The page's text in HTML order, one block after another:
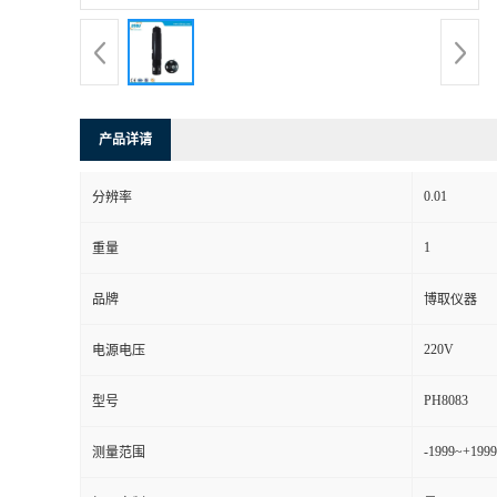
产品详请
分辨率 0.01
重量 1
品牌 博取仪器
电源电压 220V
型号 PH8083
测量范围 -